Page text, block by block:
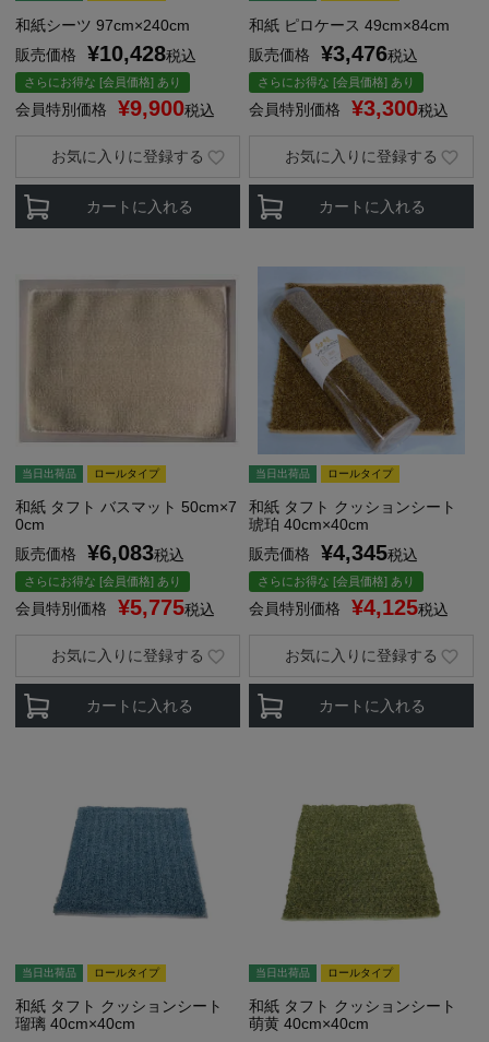
和紙シーツ 97cm×240cm
販売価格
¥10,428税込
さらにお得な [会員価格] あり
会員特別価格 ¥9,900税込
カートに入れる
お気に入りに登録する
和紙 ピロケース 49cm×84cm
販売価格
¥3,476税込
さらにお得な [会員価格] あり
会員特別価格 ¥3,300税込
カートに入れる
お気に入りに登録する
当日出荷品 ロールタイプ
和紙 タフト バスマット 50cm×7
0cm
販売価格
¥6,083税込
さらにお得な [会員価格] あり
会員特別価格 ¥5,775税込
カートに入れる
お気に入りに登録する
当日出荷品 ロールタイプ
和紙 タフト クッションシート
琥珀 40cm×40cm
販売価格
¥4,345税込
さらにお得な [会員価格] あり
会員特別価格 ¥4,125税込
カートに入れる
お気に入りに登録する
当日出荷品 ロールタイプ
和紙 タフト クッションシート
瑠璃 40cm×40cm
当日出荷品 ロールタイプ
和紙 タフト クッションシート
萌黄 40cm×40cm